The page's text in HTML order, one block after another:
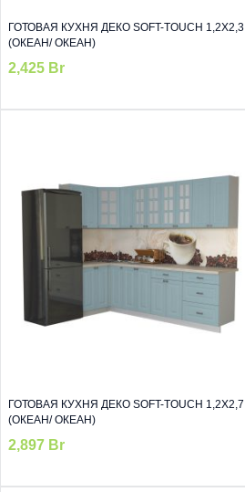
ГОТОВАЯ КУХНЯ ДЕКО SOFT-TOUCH 1,2Х2,3
(ОКЕАН/ ОКЕАН)
2,425 Br
ГОТОВАЯ КУХНЯ ДЕКО SOFT-TOUCH 1,2Х2,7
(ОКЕАН/ ОКЕАН)
2,897 Br